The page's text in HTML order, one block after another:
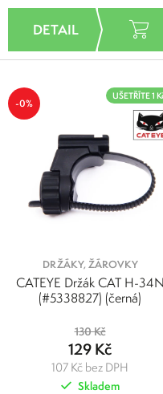
-0%
UŠETŘÍTE 1
DRŽÁKY, ŽÁROVKY
CATEYE Držák CAT H-34N
(#5338827) (černá)
130 Kč
129 Kč
107 Kč bez DPH
Skladem